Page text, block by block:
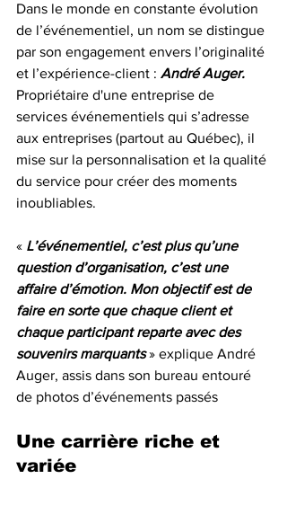
Dans le monde en constante évolution
de l’événementiel, un nom se distingue
par son engagement envers l’originalité
et l’expérience-client : André Auger.
Propriétaire d'une entreprise de
services événementiels qui s’adresse
aux entreprises (partout au Québec), il
mise sur la personnalisation et la qualité
du service pour créer des moments
inoubliables.
« L’événementiel, c’est plus qu’une
question d’organisation, c’est une
affaire d’émotion. Mon objectif est de
faire en sorte que chaque client et
chaque participant reparte avec des
souvenirs marquants » explique André
Auger, assis dans son bureau entouré
de photos d’événements passés
Une carrière riche et
variée